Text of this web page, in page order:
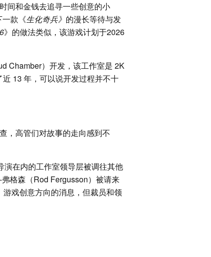
间和金钱去追寻一些创意的小
款《生化奇兵》 的漫长等待与发
》的做法类似，该游戏计划于2026
Chamber）开发，该工作室是 2K
13 年，可以说开发过程并不十
，高管们对故事的走向感到不
演在内的工作室领导层被调往其他
格森（Rod Fergusson）被请来
游戏创意方向的消息，但裁员和领